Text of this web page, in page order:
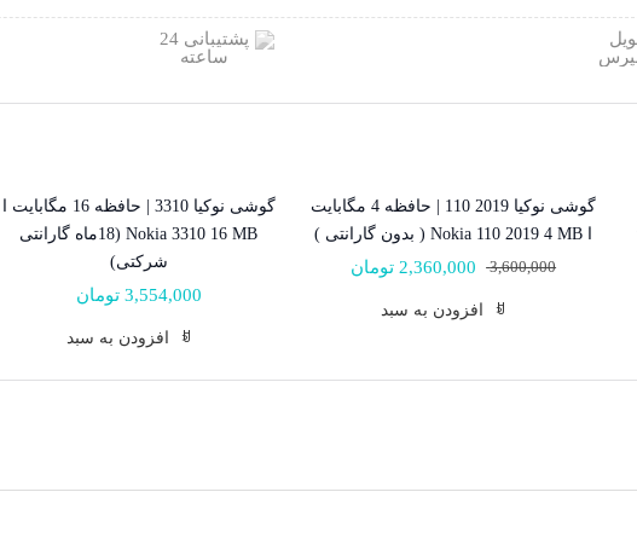
مگابایت
ا
گوشی نوکیا 2019 110 | حافظه 4 مگابایت
ا Nokia 110 2019 4 MB ( بدون گارانتی )
3,600,000
قیمت
3,600,000 تومان
2,360,000 تومان
قیمت
2,360,000 تومان.افزودن به سبد
گوشی نوکیا 3310 | حافظه 16 مگابایت ا
Nokia 3310 16 MB (18ماه گارانتی
شرکتی)
3,554,000 تومان
افزودن به سبد